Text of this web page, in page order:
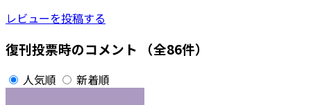
レビューを投稿する
復刊投票時のコメント （全86件）
人気順 新着順